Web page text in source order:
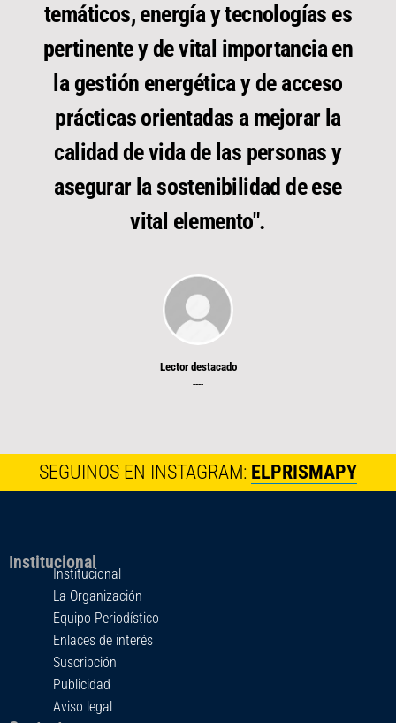
temáticos, energía y tecnologías es
pertinente y de vital importancia en
la gestión energética y de acceso
prácticas orientadas a mejorar la
calidad de vida de las personas y
asegurar la sostenibilidad de ese
vital elemento".
Lector destacado
----
SEGUINOS EN INSTAGRAM: ELPRISMAPY
Institucional
Institucional
La Organización
Equipo Periodístico
Enlaces de interés
Suscripción
Publicidad
Aviso legal